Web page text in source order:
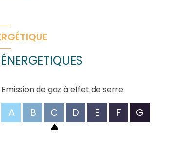
ET TRANSPORTS.
Emission de gaz à effet de serre
A B C D E F G